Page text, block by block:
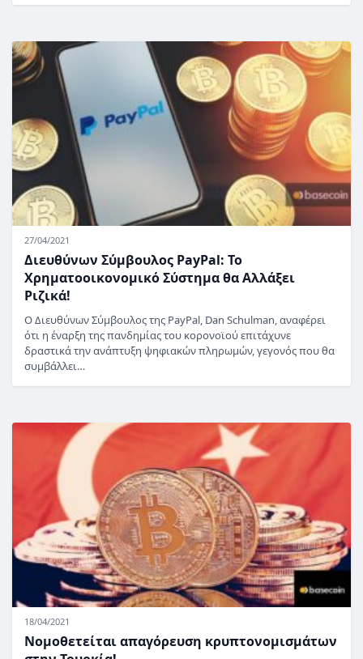
27/04/2021
Διευθύνων Σύμβουλος PayPal: Το
Χρηματοοικονομικό Σύστημα θα Αλλάξει
Ριζικά!
Ο Διευθύνων Σύμβουλος της PayPal, Dan Schulman, αναφέρει
ότι η έναρξη της πανδημίας του κορονoϊού επιτάχυνε
δραστικά την ανάπτυξη ψηφιακών πληρωμών, γεγονός που θα
συμβάλλει…
18/04/2021
Νομοθετείται απαγόρευση κρυπτονομισμάτων